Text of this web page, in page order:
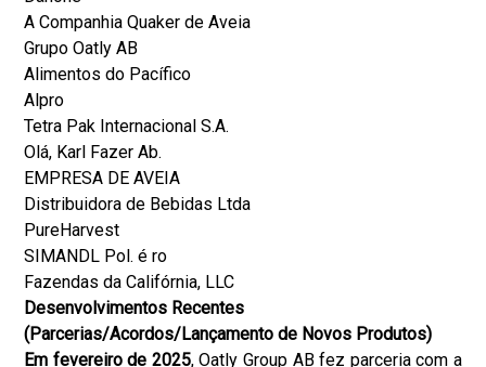
A Companhia Quaker de Aveia
Grupo Oatly AB
Alimentos do Pacífico
Alpro
Tetra Pak Internacional S.A.
Olá, Karl Fazer Ab.
EMPRESA DE AVEIA
Distribuidora de Bebidas Ltda
PureHarvest
SIMANDL Pol. é ro
Fazendas da Califórnia, LLC
Desenvolvimentos Recentes
(Parcerias/Acordos/Lançamento de Novos Produtos)
Em fevereiro de 2025, Oatly Group AB fez parceria com a